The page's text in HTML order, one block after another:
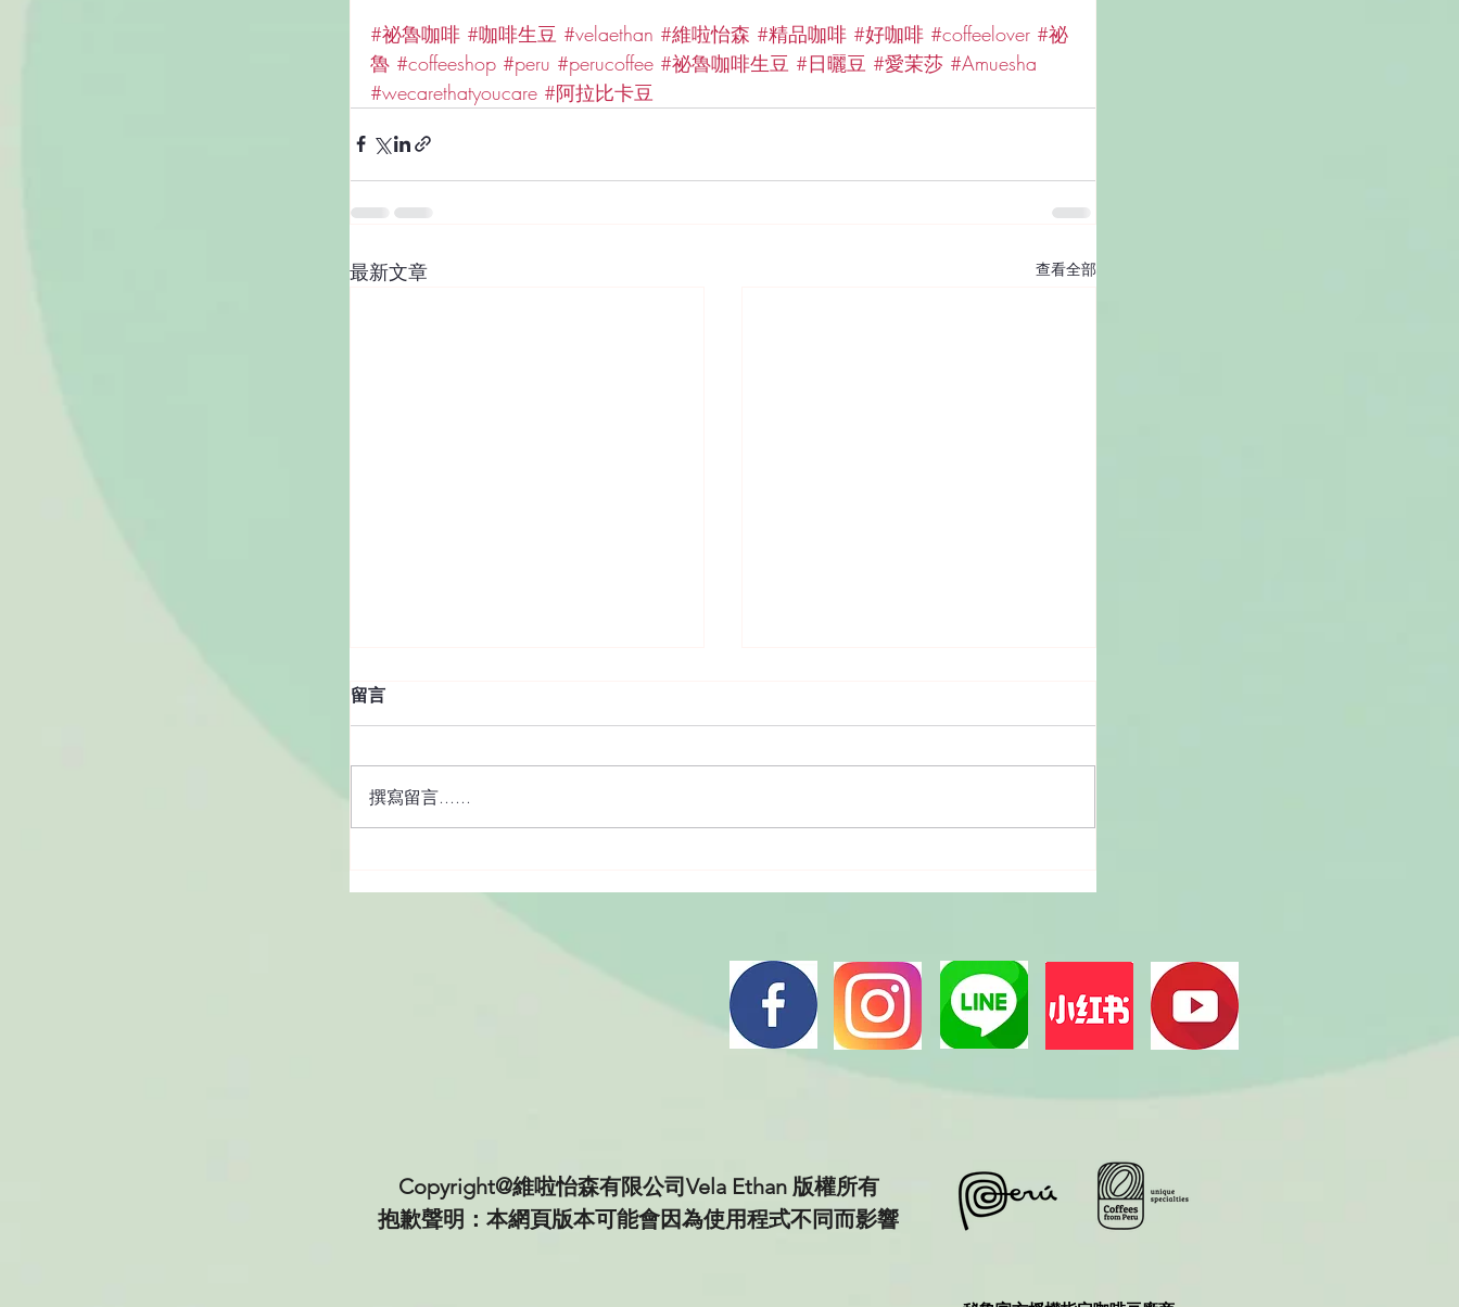
#祕魯咖啡 #咖啡生豆 #velaethan #維啦怡森 #精品咖啡 #好咖啡 #coffeelover #祕
魯 #coffeeshop #peru #perucoffee #祕魯咖啡生豆 #日曬豆 #愛茉莎 #Amuesha
#wecarethatyoucare #阿拉比卡豆
最新文章 查看全部
留言
撰寫留言......
Copyright@維啦怡森有限公司Vela Ethan 版權所有
抱歉聲明：本網頁版本可能會因為使用程式不同而影響